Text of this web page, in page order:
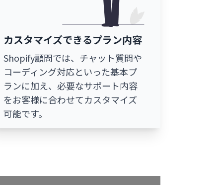
カスタマイズできるプラン内容
Shopify顧問では、チャット質問や
コーディング対応といった基本プ
ランに加え、必要なサポート内容
をお客様に合わせてカスタマイズ
可能です。